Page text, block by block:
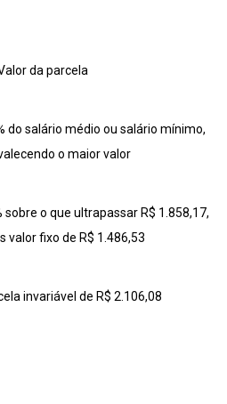
da parcela
do salário médio ou salário mínimo,
o maior valor
sobre o que ultrapassar R$ 1.858,17,
valor fixo de R$ 1.486,53
invariável de R$ 2.106,08